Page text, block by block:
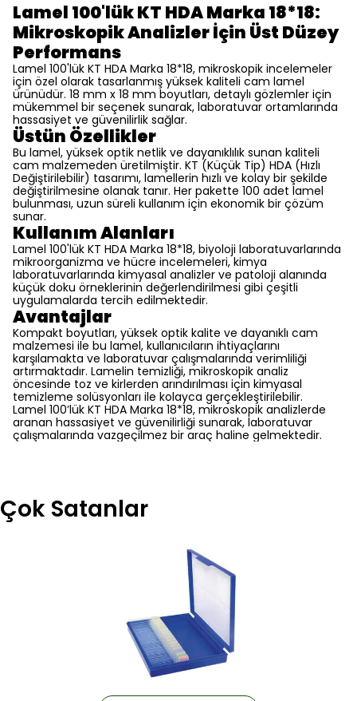
Lamel 100'lük KT HDA Marka 18*18:
Mikroskopik Analizler İçin Üst Düzey
Performans
Lamel 100'lük KT HDA Marka 18*18, mikroskopik incelemeler
için özel olarak tasarlanmış yüksek kaliteli cam lamel
ürünüdür. 18 mm x 18 mm boyutları, detaylı gözlemler için
mükemmel bir seçenek sunarak, laboratuvar ortamlarında
hassasiyet ve güvenilirlik sağlar.
Üstün Özellikler
Bu lamel, yüksek optik netlik ve dayanıklılık sunan kaliteli
cam malzemeden üretilmiştir. KT (Küçük Tip) HDA (Hızlı
Değiştirilebilir) tasarımı, lamellerin hızlı ve kolay bir şekilde
değiştirilmesine olanak tanır. Her pakette 100 adet lamel
bulunması, uzun süreli kullanım için ekonomik bir çözüm
sunar.
Kullanım Alanları
Lamel 100'lük KT HDA Marka 18*18, biyoloji laboratuvarlarında
mikroorganizma ve hücre incelemeleri, kimya
laboratuvarlarında kimyasal analizler ve patoloji alanında
küçük doku örneklerinin değerlendirilmesi gibi çeşitli
uygulamalarda tercih edilmektedir.
Avantajlar
Kompakt boyutları, yüksek optik kalite ve dayanıklı cam
malzemesi ile bu lamel, kullanıcıların ihtiyaçlarını
karşılamakta ve laboratuvar çalışmalarında verimliliği
artırmaktadır. Lamelin temizliği, mikroskopik analiz
öncesinde toz ve kirlerden arındırılması için kimyasal
temizleme solüsyonları ile kolayca gerçekleştirilebilir.
Lamel 100’lük KT HDA Marka 18*18, mikroskopik analizlerde
aranan hassasiyet ve güvenilirliği sunarak, laboratuvar
çalışmalarında vazgeçilmez bir araç haline gelmektedir.
Çok Satanlar